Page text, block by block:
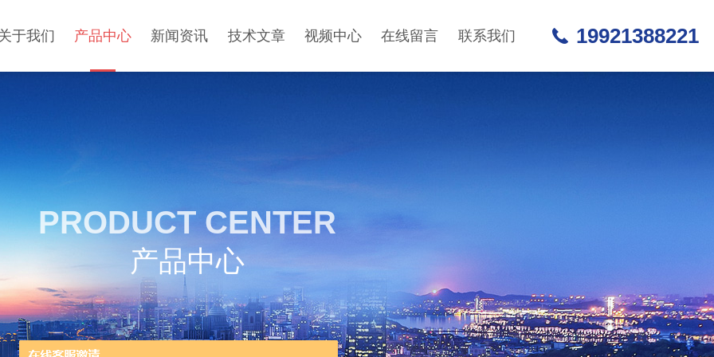
于我们 产品中心 新闻资讯 技术文章 视频中心 在线留言 联系我们 19921388221
PRODUCT CENTER
产品中心